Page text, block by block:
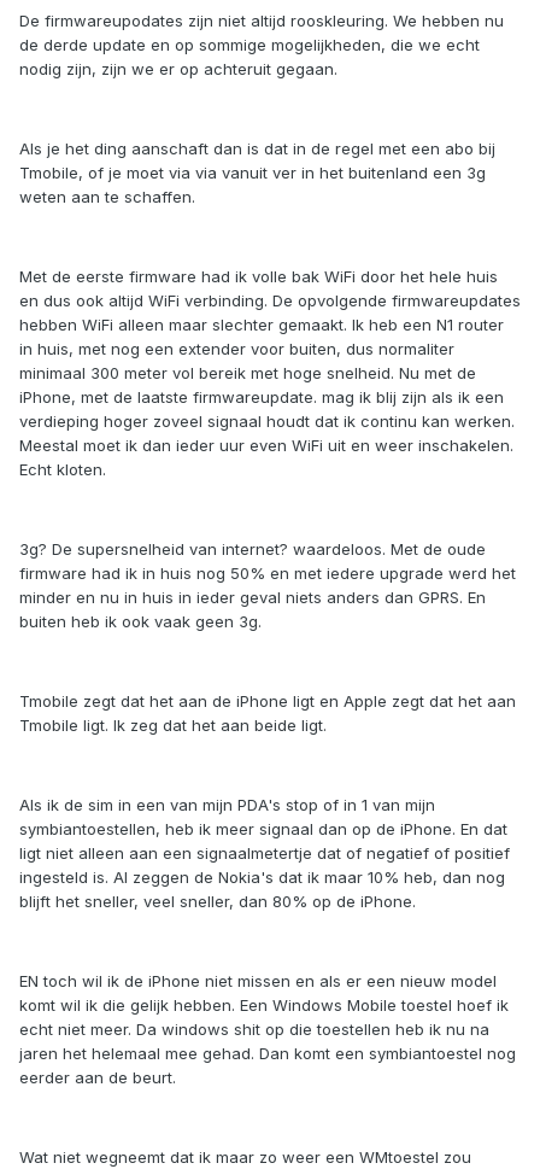
De firmwareupodates zijn niet altijd rooskleuring. We hebben nu
de derde update en op sommige mogelijkheden, die we echt
nodig zijn, zijn we er op achteruit gegaan.
Als je het ding aanschaft dan is dat in de regel met een abo bij
Tmobile, of je moet via via vanuit ver in het buitenland een 3g
weten aan te schaffen.
Met de eerste firmware had ik volle bak WiFi door het hele huis
en dus ook altijd WiFi verbinding. De opvolgende firmwareupdates
hebben WiFi alleen maar slechter gemaakt. Ik heb een N1 router
in huis, met nog een extender voor buiten, dus normaliter
minimaal 300 meter vol bereik met hoge snelheid. Nu met de
iPhone, met de laatste firmwareupdate. mag ik blij zijn als ik een
verdieping hoger zoveel signaal houdt dat ik continu kan werken.
Meestal moet ik dan ieder uur even WiFi uit en weer inschakelen.
Echt kloten.
3g? De supersnelheid van internet? waardeloos. Met de oude
firmware had ik in huis nog 50% en met iedere upgrade werd het
minder en nu in huis in ieder geval niets anders dan GPRS. En
buiten heb ik ook vaak geen 3g.
Tmobile zegt dat het aan de iPhone ligt en Apple zegt dat het aan
Tmobile ligt. Ik zeg dat het aan beide ligt.
Als ik de sim in een van mijn PDA's stop of in 1 van mijn
symbiantoestellen, heb ik meer signaal dan op de iPhone. En dat
ligt niet alleen aan een signaalmetertje dat of negatief of positief
ingesteld is. Al zeggen de Nokia's dat ik maar 10% heb, dan nog
blijft het sneller, veel sneller, dan 80% op de iPhone.
EN toch wil ik de iPhone niet missen en als er een nieuw model
komt wil ik die gelijk hebben. Een Windows Mobile toestel hoef ik
echt niet meer. Da windows shit op die toestellen heb ik nu na
jaren het helemaal mee gehad. Dan komt een symbiantoestel nog
eerder aan de beurt.
Wat niet wegneemt dat ik maar zo weer een WMtoestel zou